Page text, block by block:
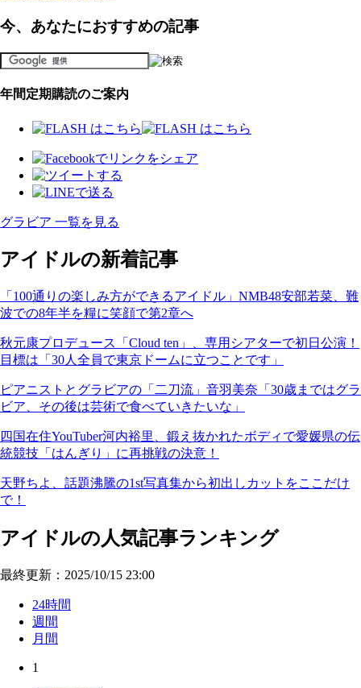
今、あなたにおすすめの記事
年間定期購読のご案内
グラビア 一覧を見る
アイドルの新着記事
「100通りの楽しみ方ができるアイドル」NMB48安部若菜、難
波での8年半を糧に笑顔で第2章へ
秋元康プロデュース「Cloud ten」、専用シアターで初日公演！
目標は「30人全員で東京ドームに立つことです」
ピアニストとグラビアの「二刀流」音羽美奈「30歳まではグラ
ビア、その後は芸術で食べていきたいな」
四国在住YouTuber河内裕里、鍛え抜かれたボディで愛媛県の伝
統競技「はんぎり」に再挑戦の決意！
天野ちよ、話題沸騰の1st写真集から初出しカットをここだけ
で！
アイドルの人気記事ランキング
最終更新：2025/10/15 23:00
24時間
週間
月間
1